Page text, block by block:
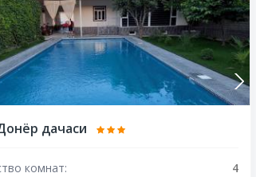
дачаси
комнат: 4